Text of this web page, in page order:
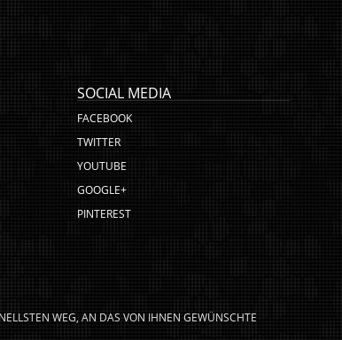
SOCIAL MEDIA
FACEBOOK
TWITTER
YOUTUBE
GOOGLE+
PINTEREST
WEG, AN DAS VON IHNEN GEWÜNSCHTE